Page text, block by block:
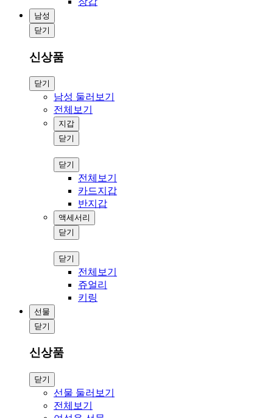
남성
닫기
신상품
닫기
남성 둘러보기
전체보기
지갑
닫기
닫기
전체보기
카드지갑
반지갑
액세서리
닫기
닫기
전체보기
쥬얼리
키링
선물
닫기
신상품
닫기
선물 둘러보기
전체보기